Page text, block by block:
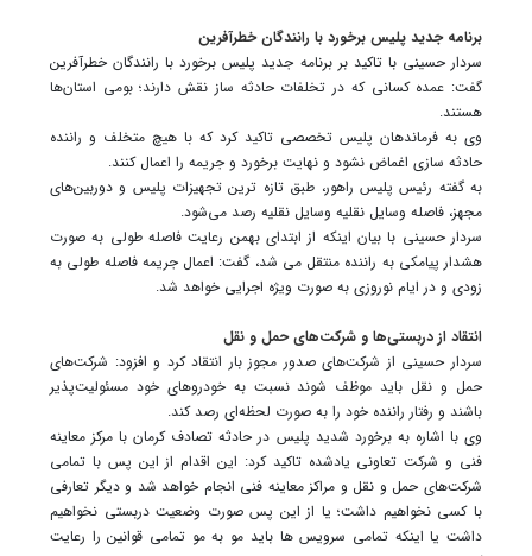
برنامه جدید پلیس برخورد با رانندگان خطرآفرین
سردار حسینی با تاکید بر برنامه جدید پلیس برخورد با رانندگان خطرآفرین
گفت: عمده کسانی که در تخلفات حادثه ساز نقش دارند؛ بومی استان‌ها
هستند.
وی به فرماندهان پلیس تخصصی تاکید کرد که با هیچ متخلف و راننده
حادثه سازی اغماض نشود و نهایت برخورد و جریمه را اعمال کنند.
به گفته ‌رئیس پلیس راهور، طبق تازه ترین تجهیزات پلیس و دوربین‌های
مجهز، فاصله وسایل نقلیه وسایل نقلیه رصد می‌شود.
سردار حسینی با بیان اینکه از ابتدای بهمن رعایت فاصله طولی به صورت
هشدار پیامکی به راننده منتقل می شد، گفت: اعمال جریمه فاصله طولی به
زودی و در ایام نوروزی به صورت ویژه اجرایی خواهد شد.
انتقاد از دربستی‌ها و شرکت‌های حمل و نقل
سردار حسینی از شرکت‌های صدور مجوز بار انتقاد کرد ‌و افزود: شرکت‌های
حمل و نقل باید موظف شوند نسبت به خودروهای خود مسئولیت‌پذیر
باشند و رفتار راننده خود را به صورت لحظه‌ای رصد کند.
وی با اشاره به برخورد شدید پلیس در حادثه تصادف کرمان با مرکز معاینه
فنی و شرکت تعاونی یادشده تاکید کرد: این اقدام از این پس با تمامی
شرکت‌های حمل و نقل و مراکز معاینه فنی انجام خواهد شد و دیگر تعارفی
با کسی نخواهیم داشت؛ یا از این پس صورت وضعیت دربستی نخواهیم
داشت یا اینکه تمامی سرویس ها باید مو به مو تمامی قوانین را رعایت